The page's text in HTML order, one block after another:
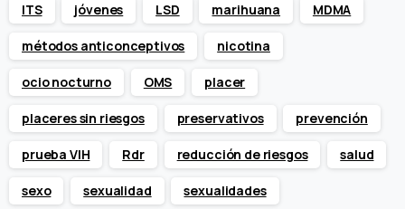
ITS jóvenes LSD marihuana MDMA
métodos anticonceptivos nicotina
ocio nocturno OMS placer
placeres sin riesgos preservativos prevención
prueba VIH Rdr reducción de riesgos salud
sexo sexualidad sexualidades